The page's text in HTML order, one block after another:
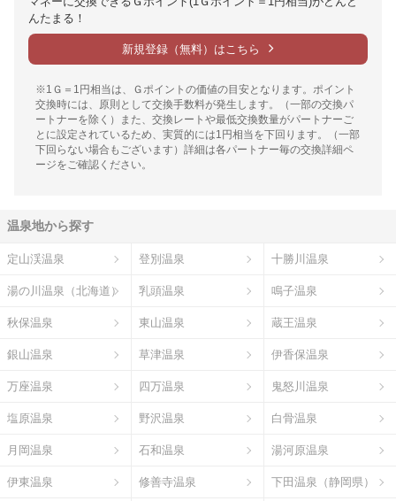
んたまる！
新規登録（無料）はこちら
※1Ｇ＝1円相当は、Ｇポイントの価値の目安となります。ポイント
交換時には、原則として交換手数料が発生します。（一部の交換パ
ートナーを除く）また、交換レートや最低交換数量がパートナーご
とに設定されているため、実質的には1円相当を下回ります。（一部
下回らない場合もございます）詳細は各パートナー毎の交換詳細ペ
ージをご確認ください。
温泉地から探す
定山渓温泉 登別温泉 十勝川温泉
湯の川温泉（北海道） 乳頭温泉 鳴子温泉
秋保温泉 東山温泉 蔵王温泉
銀山温泉 草津温泉 伊香保温泉
万座温泉 四万温泉 鬼怒川温泉
塩原温泉 野沢温泉 白骨温泉
月岡温泉 石和温泉 湯河原温泉
伊東温泉 修善寺温泉 下田温泉（静岡県）